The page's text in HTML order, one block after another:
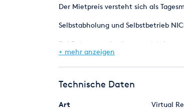
Der Mietpreis versteht sich als
Selbstabholung und Selbstbetrieb
Bei Betreuung durch uns entstehen
Zuzüglich Transport und
+ mehr anzeigen
Technische Daten
Art Virtual